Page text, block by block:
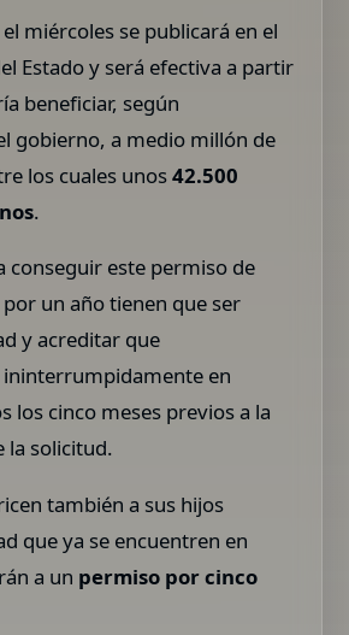
miércoles se publicará en el
Estado y será efectiva a partir
beneficiar, según
gobierno, a medio millón de
los cuales unos42.500
.
conseguir este permiso de
un año tienen que ser
y acreditar que
en
los cinco meses previos a la
la solicitud.
también a sus hijos
que ya se encuentren en
a un permiso por cinco